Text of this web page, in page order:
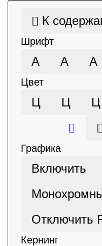
К
Шрифт
А А А
Цвет
Ц Ц Ц
Графика
Включить
Отключить
Кернинг